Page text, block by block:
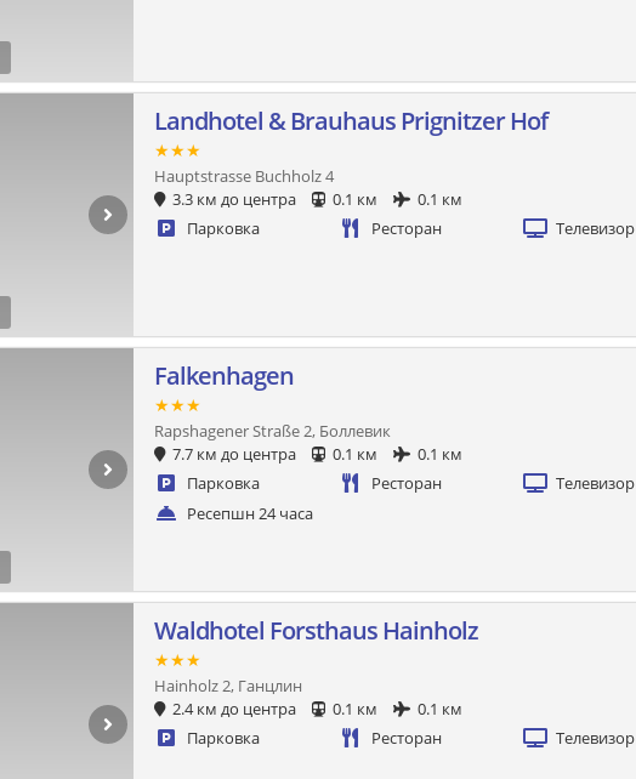
Landhotel & Brauhaus Prignitzer Hof
★★★
Hauptstrasse Buchholz 4
3.3 км до центра
0.1 км
0.1 км
Парковка
Ресторан Телевизор
Falkenhagen
★★★
Rapshagener Straße 2, Боллевик
7.7 км до центра
0.1 км
0.1 км
Парковка
Ресторан
Телевизор
Ресепшн 24 часа
Waldhotel Forsthaus Hainholz
★★★
Hainholz 2, Ганцлин
2.4 км до центра
0.1 км
0.1 км
Парковка
Ресторан Телевизор